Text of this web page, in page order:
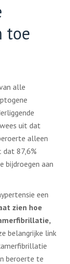
toe
alle
uit dat
alleen
87,6%
bijdroegen aan
een
zien hoe
belangrijke link
beroerte te